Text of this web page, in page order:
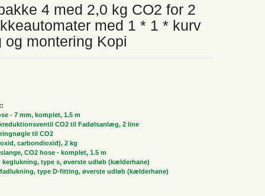
4 med 2,0 kg CO2 for 2
med 1 * 1 * kurv
og montering Kopi
- 7 mm, komplet, 1.5 m
CO2 til Fadølsanlæg, 2 line
til CO2
carbondioxid), 2 kg
CO2 hose - komplet, 1.5 m
type s, øverste udløb (kælderhane)
type D-fitting, øverste udløb (kælderhane)